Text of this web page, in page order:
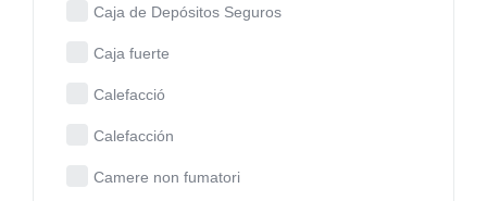
Caja de Depósitos Seguros
Caja fuerte
Calefacció
Calefacción
Camere non fumatori